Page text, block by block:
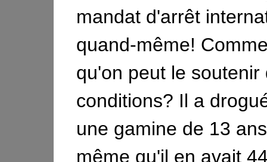
mandat d'arrêt
quand-même!
qu'on peut le soutenir
conditions? Il a
une gamine de 13
même qu'il en avait